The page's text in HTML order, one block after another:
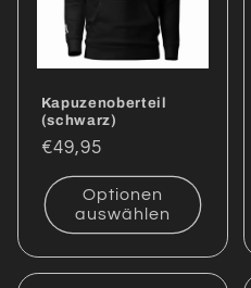
Kapuzenoberteil
(schwarz)
Normaler
Preis
€49,95
Optionen
auswählen